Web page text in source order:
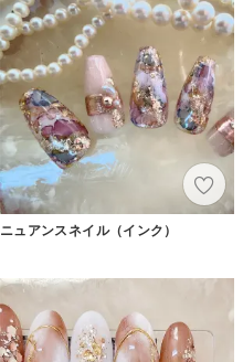
ニュアンスネイル（インク）